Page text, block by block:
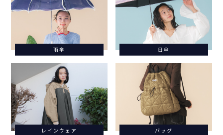
雨傘 日傘
レインウェア バッグ